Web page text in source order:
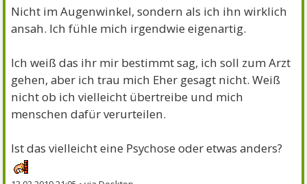
Nicht im Augenwinkel, sondern als ich ihn wirklich
ansah. Ich fühle mich irgendwie eigenartig.
Ich weiß das ihr mir bestimmt sag, ich soll zum Arzt
gehen, aber ich trau mich Eher gesagt nicht. Weiß
nicht ob ich vielleicht übertreibe und mich
menschen dafür verurteilen.
Ist das vielleicht eine Psychose oder etwas anders?